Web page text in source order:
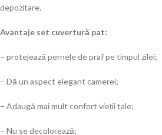
depozitare.
Avantaje set cuvertură pat:
– protejează pernele de praf pe timpul zilei;
– Dă un aspect elegant camerei;
– Adaugă mai mult confort vieții tale;
– Nu se decolorează;